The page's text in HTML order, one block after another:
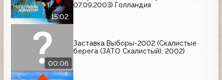
15:02
07.09.2003) Голландия
00:06
Заставка Выборы-2002 (Скалистые
берега (ЗАТО Скалистый), 2002)